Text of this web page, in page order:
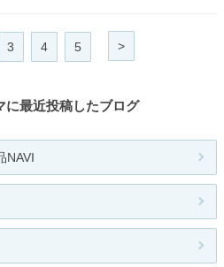
3 4 5 >
に最近投稿したブログ
NAVI